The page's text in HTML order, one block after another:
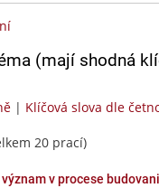
(mají shodná
| Klíčová slova dle
20 prací)
v procese